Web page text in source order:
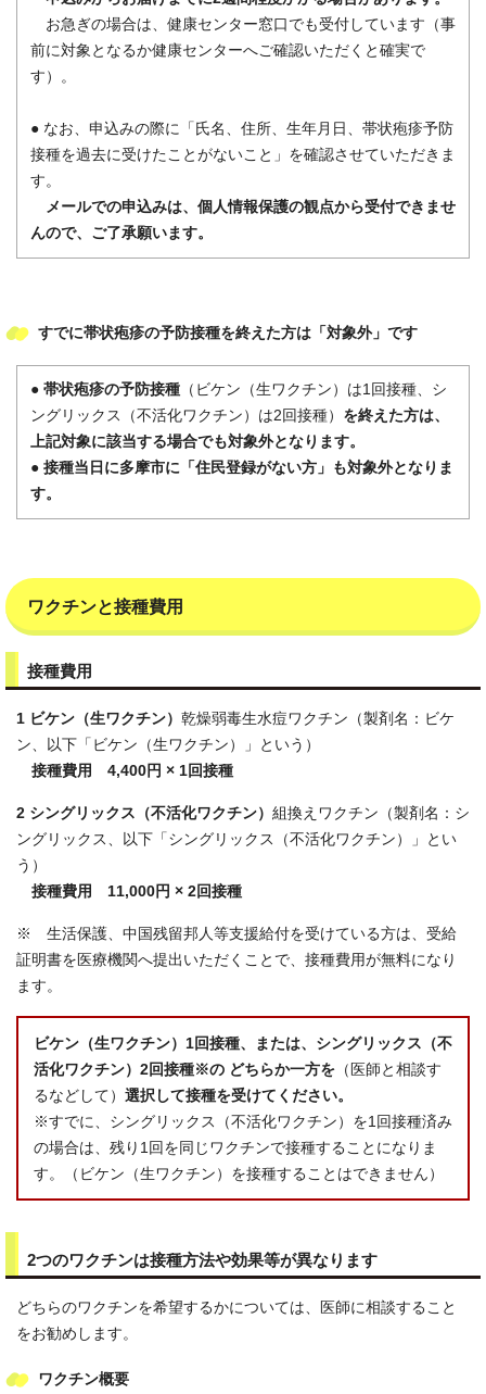
お急ぎの場合は、健康センター窓口でも受付しています（事
前に対象となるか健康センターへご確認いただくと確実で
す）。
● なお、申込みの際に「氏名、住所、生年月日、帯状疱疹予防
接種を過去に受けたことがないこと」を確認させていただきま
す。
メールでの申込みは、個人情報保護の観点から受付できませ
んので、ご了承願います。
すでに帯状疱疹の予防接種を終えた方は「対象外」です
● 帯状疱疹の予防接種 （ビケン（生ワクチン）は1回接種、シ
ングリックス（不活化ワクチン）は2回接種） を終えた方は、
上記対象に該当する場合でも対象外となります。
● 接種当日に多摩市に「住民登録がない方」も対象外となりま
す。
ワクチンと接種費用
接種費用
1 ビケン（生ワクチン） 乾燥弱毒生水痘ワクチン（製剤名：ビケ
ン、以下「ビケン（生ワクチン）」という）
接種費用 4,400円 × 1回接種
2 シングリックス（不活化ワクチン） 組換えワクチン（製剤名：シ
ングリックス、以下「シングリックス（不活化ワクチン）」とい
う）
接種費用 11,000円 × 2回接種
※ 生活保護、中国残留邦人等支援給付を受けている方は、受給
証明書を医療機関へ提出いただくことで、接種費用が無料になり
ます。
ビケン（生ワクチン）1回接種、または、シングリックス（不
活化ワクチン）2回接種※の どちらか一方を （医師と相談す
るなどして） 選択して接種を受けてください。
※すでに、シングリックス（不活化ワクチン）を1回接種済み
の場合は、残り1回を同じワクチンで接種することになりま
す。（ビケン（生ワクチン）を接種することはできません）
2つのワクチンは接種方法や効果等が異なります
どちらのワクチンを希望するかについては、医師に相談すること
をお勧めします。
ワクチン概要